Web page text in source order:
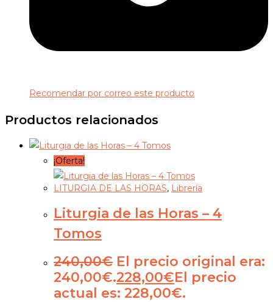
Recomendar por correo este producto
Productos relacionados
¡Oferta!
LITURGIA DE LAS HORAS, Librería
Liturgia de las Horas – 4
Tomos
240,00€ El precio original era:
240,00€.228,00€El precio
actual es: 228,00€.